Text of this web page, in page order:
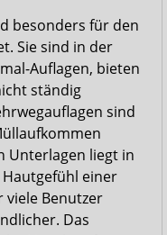
besonders für den
Sie sind in der
Auflagen, bieten
ständig
sind
Unterlagen liegt in
einer
Benutzer
Das